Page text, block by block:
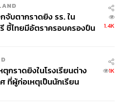
FSG ต้องการเอ็ดเวิร์ดส์กลับ
ลิเวอร์พูลใหม่ทั้งหมด
จับตากราดยิง รร. ใน
ชี้ไทยมีอัตราครอบครองปืน
1.4K
ตุกราดยิงในโรงเรียนต่าง
ศ ที่ผู้ก่อเหตุเป็นนักเรียน
1K